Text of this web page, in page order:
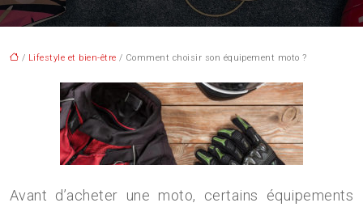
/ Lifestyle et bien-être / Comment choisir son équipement moto ?
Avant d’acheter une moto, certains équipements